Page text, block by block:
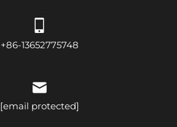
+86-13652775748
[email protected]